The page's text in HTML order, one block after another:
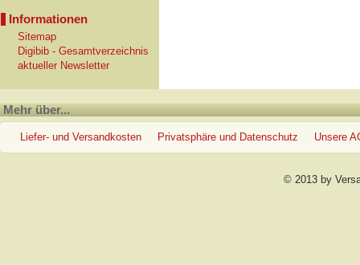
Informationen
Sitemap
Digibib - Gesamtverzeichnis
aktueller Newsletter
Mehr über...
Liefer- und Versandkosten Privatsphäre und Datenschutz Unsere
© 2013 by